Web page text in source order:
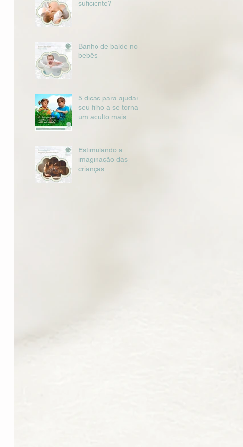
suficiente?
Banho de balde nos
bebês
5 dicas para ajudar
seu filho a se tornar
um adulto mais
Estimulando a
imaginação das
crianças